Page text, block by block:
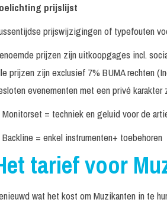
Solo optreden In
Cor met gastartiest In
Cor Bakker Band In
Costar on Sax
prijslijst
prijswijzigingen of typefouten
prijzen zijn uitkoopgages incl.
prijzen zijn exclusief 7% BUMA rechten
evenementen met een privé
Monitorset = techniek en geluid voor de
Backline = enkel instrumenten+ toebehoren
tarief voor
wat het kost om Muzikanten in te